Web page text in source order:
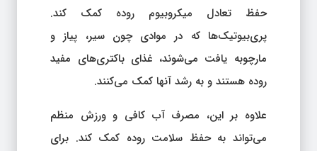
حفظ تعادل میکروبیوم روده کمک کند.
پری‌بیوتیک‌ها که در موادی چون سیر، پیاز و
مارچوبه یافت می‌شوند، غذای باکتری‌های مفید
روده هستند و به رشد آنها کمک می‌کنند.
علاوه بر این، مصرف آب کافی و ورزش منظم
می‌تواند به حفظ سلامت روده کمک کند. برای